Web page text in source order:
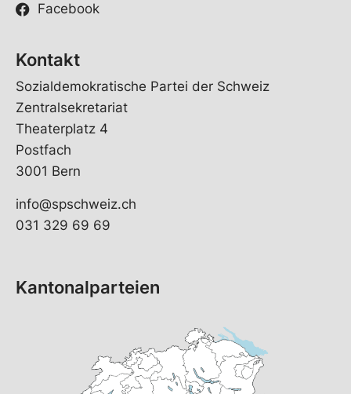
Facebook
Kontakt
Sozialdemokratische Partei der Schweiz
Zentralsekretariat
Theaterplatz 4
Postfach
3001 Bern
info@spschweiz.ch
031 329 69 69
Kantonalparteien